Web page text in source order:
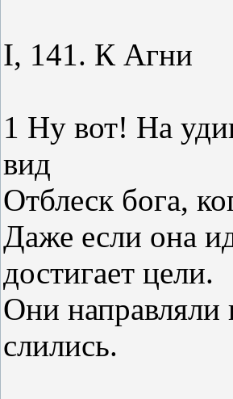
I, 141. К Агни
1 Ну вот! На
вид
Отблеск бога,
Даже если она
достигает цели.
Они направляли
слились.